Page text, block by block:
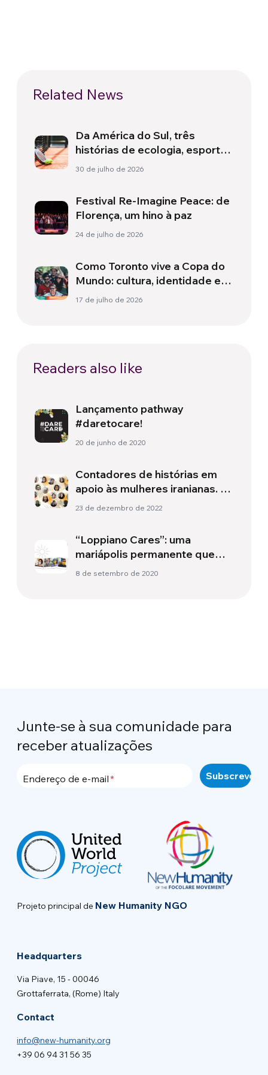
Related News
Da América do Sul, três
histórias de ecologia, esporte
e saúde
30 de julho de 2026
Festival Re-Imagine Peace: de
Florença, um hino à paz
24 de julho de 2026
Como Toronto vive a Copa do
Mundo: cultura, identidade e
política para além do campo
17 de julho de 2026
Readers also like
Lançamento pathway
#daretocare!
20 de junho de 2020
Contadores de histórias em
apoio às mulheres iranianas. O
poder salvífico da palavra.
23 de dezembro de 2022
“Loppiano Cares”: uma
mariápolis permanente que
ousa “cuidar”
8 de setembro de 2020
Junte-se à sua comunidade para
receber atualizações
Endereço de e-mail
Projeto principal de New Humanity NGO
Headquarters
Via Piave, 15 - 00046
Grottaferrata, (Rome) Italy
Contact
info@new-humanity.org
+39 06 94 31 56 35